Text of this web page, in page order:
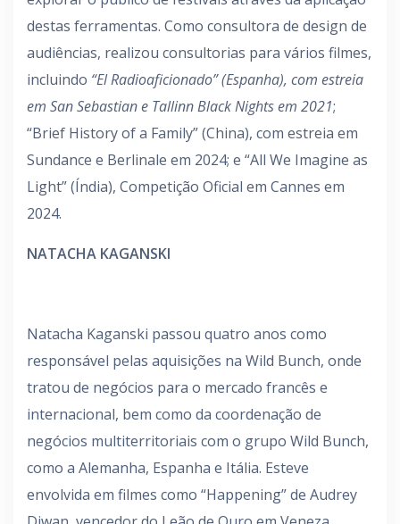
destas ferramentas. Como consultora de design de
audiências, realizou consultorias para vários filmes,
incluindo “El Radioaficionado” (Espanha), com estreia
em San Sebastian e Tallinn Black Nights em 2021;
“Brief History of a Family” (China), com estreia em
Sundance e Berlinale em 2024; e “All We Imagine as
Light” (Índia), Competição Oficial em Cannes em
2024.
NATACHA KAGANSKI
Natacha Kaganski passou quatro anos como
responsável pelas aquisições na Wild Bunch, onde
tratou de negócios para o mercado francês e
internacional, bem como da coordenação de
negócios multiterritoriais com o grupo Wild Bunch,
como a Alemanha, Espanha e Itália. Esteve
envolvida em filmes como “Happening” de Audrey